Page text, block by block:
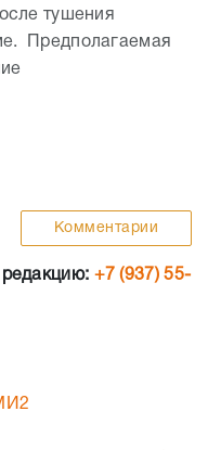
тушения
Предполагаемая
Комментарии
+7 (937) 55-